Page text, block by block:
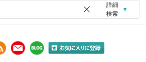
詳細
検索
▼